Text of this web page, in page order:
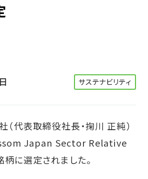
サステナビリティ
（代表取締役社長・掬川 正純）
Japan Sector Relative
に選定されました。